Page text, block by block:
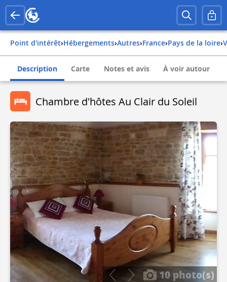
Point d'intérêt› Hébergements› Autres› france› pays de la loire›
Description Carte Notes et avis À voir autour
Chambre d'hôtes Au Clair du Soleil
10 photo(s)